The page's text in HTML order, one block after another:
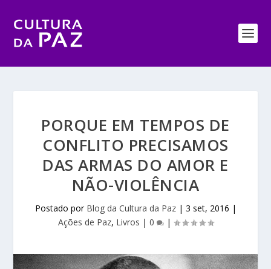
PORQUE EM TEMPOS DE
CONFLITO PRECISAMOS
DAS ARMAS DO AMOR E
NÃO-VIOLÊNCIA
Postado por Blog da Cultura da Paz| 3 set, 2016 |
Ações de Paz, Livros | 0 |